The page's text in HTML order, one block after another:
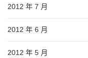
2012 年 7 月
2012 年 6 月
2012 年 5 月